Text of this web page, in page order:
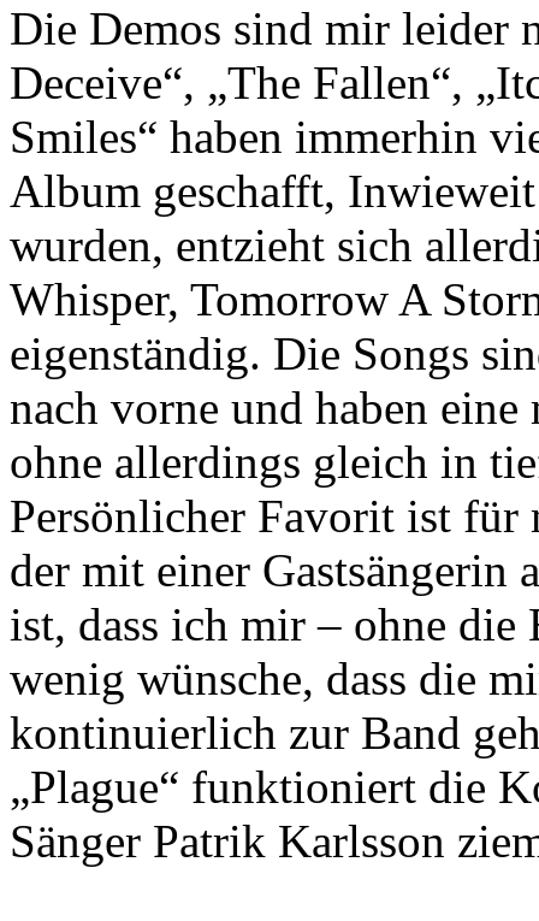
Die Demos sind mir leider
Deceive“, „The Fallen“,
Smiles“ haben immerhin
Album geschafft,
wurden, entzieht sich
Whisper, Tomorrow A
eigenständig. Die Songs
nach vorne und haben
ohne allerdings gleich in
Persönlicher Favorit ist für
der mit einer Gastsängerin
ist, dass ich mir – ohne
wenig wünsche, dass die
kontinuierlich zur Band
„Plague“ funktioniert die
Sänger Patrik Karlsson